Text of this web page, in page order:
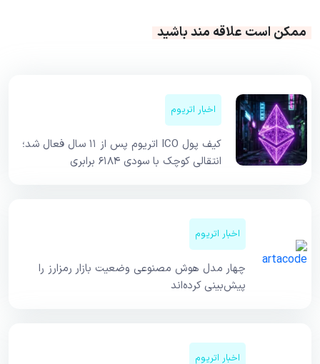
ممکن است علاقه مند باشید
اخبار اتریوم
کیف پول ICO اتریوم پس از ۱۱ سال فعال شد؛
انتقالی کوچک با سودی ۶۱۸۴ برابری
اخبار اتریوم
چهار مدل هوش مصنوعی وضعیت بازار رمزارز را
پیش‌بینی کرده‌اند
اخبار اتریوم